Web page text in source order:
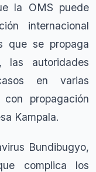
la OMS puede
internacional
que se propaga
autoridades
en varias
propagación
Kampala.
Bundibugyo,
complica los